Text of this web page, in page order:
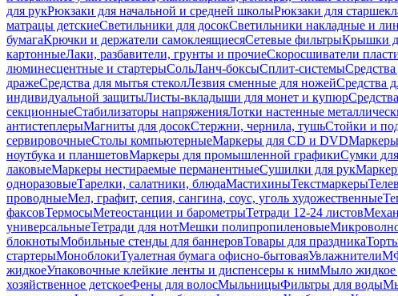
для рукРюкзаки для начальной и средней школыРюкзаки для
матрацы детскиеСветильники для досокСветильники накладные и
бумагаКрючки и держатели самоклеящиесяСетевые фильтрыКрышки
картонныеЛаки, разбавители, грунты и прочиеСкоросшиватели
люминесцентные и стартерыСольЛанч-боксыСплит-системы
дражеСредства для мытья стеколЛезвия сменные для ножейСредства
индивидуальной защитыЛисты-вкладыши для монет и купюр
секционныеСтабилизаторы напряженияЛотки настенные
антистеплерыМагниты для досокСтержни, чернила, тушьСтойки и
сервировочныеСтолы компьютерныеМаркеры для CD и DVD
ноутбука и планшетовМаркеры для промышленной графикиСумки
лаковыеМаркеры нестираемые перманентныеСушилки для рук
одноразовыеТарелки, салатники, блюдаМастихиныТекстмаркеры
проводныеМел, графит, сепия, сангина, соус, уголь художественные
факсовТермосыМетеостанции и барометрыТетради 12-24 листов
универсальныеТетради для нотМешки полипропиленовые
блокнотыМобильные стенды для баннеровТовары для праздника
стартерыМоноблокиТуалетная бумага офисно-бытоваяУвлажнители
жидкоеУпаковочные клейкие ленты и диспенсеры к нимМыло жидкое
хозяйственное детскоеФены для волосМыльницыФильтры для воды